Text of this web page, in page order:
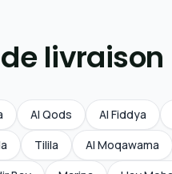
livraison
Al Qods Al Fiddya
Tilila Al Moqawama